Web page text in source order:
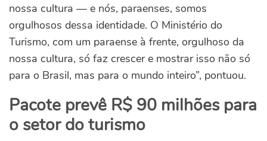
nossa cultura — e nós, paraenses, somos
orgulhosos dessa identidade. O Ministério do
Turismo, com um paraense à frente, orgulhoso da
nossa cultura, só faz crescer e mostrar isso não só
para o Brasil, mas para o mundo inteiro”, pontuou.
Pacote prevê R$ 90 milhões para
o setor do turismo